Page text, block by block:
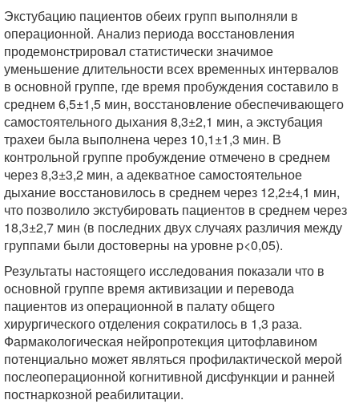
Экстубацию пациентов обеих групп выполняли в
операционной. Анализ периода восстановления
продемонстрировал статистически значимое
уменьшение длительности всех временных интервалов
в основной группе, где время пробуждения составило в
среднем 6,5±1,5 мин, восстановление обеспечивающего
самостоятельного дыхания 8,3±2,1 мин, а экстубация
трахеи была выполнена через 10,1±1,3 мин. В
контрольной группе пробуждение отмечено в среднем
через 8,3±3,2 мин, а адекватное самостоятельное
дыхание восстановилось в среднем через 12,2±4,1 мин,
что позволило экстубировать пациентов в среднем через
18,3±2,7 мин (в последних двух случаях различия между
группами были достоверны на уровне p<0,05).
Результаты настоящего исследования показали что в
основной группе время активизации и перевода
пациентов из операционной в палату общего
хирургического отделения сократилось в 1,3 раза.
Фармакологическая нейропротекция цитофлавином
потенциально может являться профилактической мерой
послеоперационной когнитивной дисфункции и ранней
постнаркозной реабилитации.